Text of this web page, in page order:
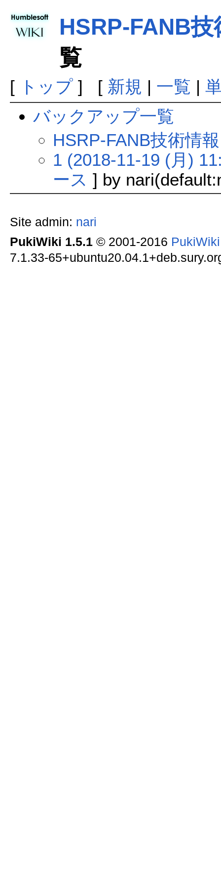
HSRP-FANB技
覧
[ トップ] [ 新規 | 一覧 |
バックアップ一覧
HSRP-FANB技術情
1 (2018-11-19 (月)
ース ] by
Site admin: nari
PukiWiki 1.5.1© 2001-2016
7.1.33-